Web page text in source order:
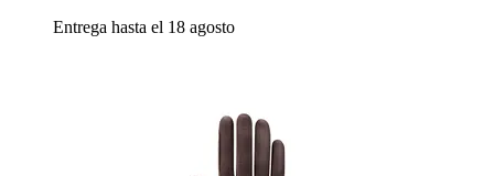
Entrega hasta el 18 agosto